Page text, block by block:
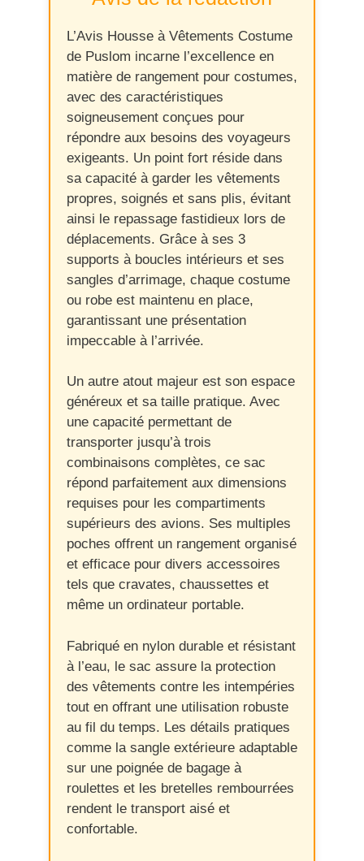
L’Avis Housse à Vêtements Costume
de Puslom incarne l’excellence en
matière de rangement pour costumes,
avec des caractéristiques
soigneusement conçues pour
répondre aux besoins des voyageurs
exigeants. Un point fort réside dans
sa capacité à garder les vêtements
propres, soignés et sans plis, évitant
ainsi le repassage fastidieux lors de
déplacements. Grâce à ses 3
supports à boucles intérieurs et ses
sangles d’arrimage, chaque costume
ou robe est maintenu en place,
garantissant une présentation
impeccable à l’arrivée.
Un autre atout majeur est son espace
généreux et sa taille pratique. Avec
une capacité permettant de
transporter jusqu’à trois
combinaisons complètes, ce sac
répond parfaitement aux dimensions
requises pour les compartiments
supérieurs des avions. Ses multiples
poches offrent un rangement organisé
et efficace pour divers accessoires
tels que cravates, chaussettes et
même un ordinateur portable.
Fabriqué en nylon durable et résistant
à l’eau, le sac assure la protection
des vêtements contre les intempéries
tout en offrant une utilisation robuste
au fil du temps. Les détails pratiques
comme la sangle extérieure adaptable
sur une poignée de bagage à
roulettes et les bretelles rembourrées
rendent le transport aisé et
confortable.